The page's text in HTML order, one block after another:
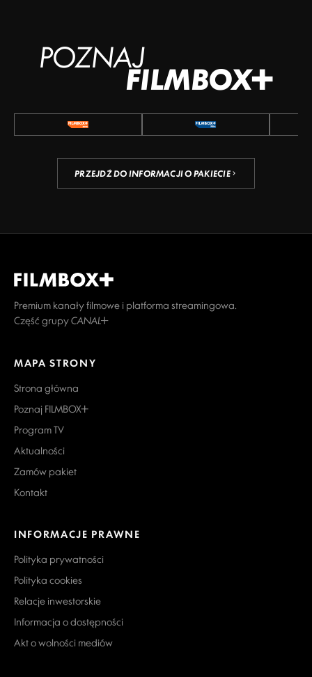
POZNAJ
FILMBOX+
PRZEJDŹ DO INFORMACJI O PAKIECIE
Premium kanały filmowe i platforma streamingowa.
Część grupy CANAL+
MAPA STRONY
Strona główna
Poznaj FILMBOX+
Program TV
Aktualności
Zamów pakiet
Kontakt
INFORMACJE PRAWNE
Polityka prywatności
Polityka cookies
Relacje inwestorskie
Informacja o dostępności
Akt o wolności mediów